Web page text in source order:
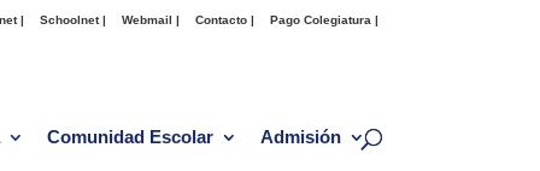
| Schoolnet | Webmail | Contacto | Pago Colegiatura |
Comunidad Escolar Admisión